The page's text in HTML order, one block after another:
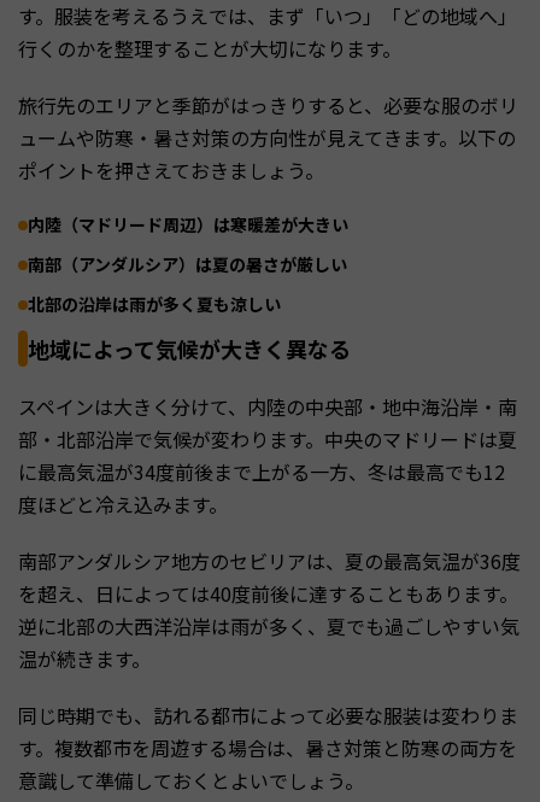
す。服装を考えるうえでは、まず「いつ」「どの地域へ」
行くのかを整理することが大切になります。
旅行先のエリアと季節がはっきりすると、必要な服のボリ
ュームや防寒・暑さ対策の方向性が見えてきます。以下の
ポイントを押さえておきましょう。
内陸（マドリード周辺）は寒暖差が大きい
南部（アンダルシア）は夏の暑さが厳しい
北部の沿岸は雨が多く夏も涼しい
地域によって気候が大きく異なる
スペインは大きく分けて、内陸の中央部・地中海沿岸・南
部・北部沿岸で気候が変わります。中央のマドリードは夏
に最高気温が34度前後まで上がる一方、冬は最高でも12
度ほどと冷え込みます。
南部アンダルシア地方のセビリアは、夏の最高気温が36度
を超え、日によっては40度前後に達することもあります。
逆に北部の大西洋沿岸は雨が多く、夏でも過ごしやすい気
温が続きます。
同じ時期でも、訪れる都市によって必要な服装は変わりま
す。複数都市を周遊する場合は、暑さ対策と防寒の両方を
意識して準備しておくとよいでしょう。